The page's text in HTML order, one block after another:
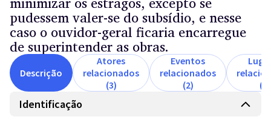
pudessem valer-se do subsídio, e nesse
caso o ouvidor-geral ficaria encarregue
de superintender as obras.
Descrição
Atores
relacionados
(3)
Eventos
relacionados
(2)
(2)
Identificação